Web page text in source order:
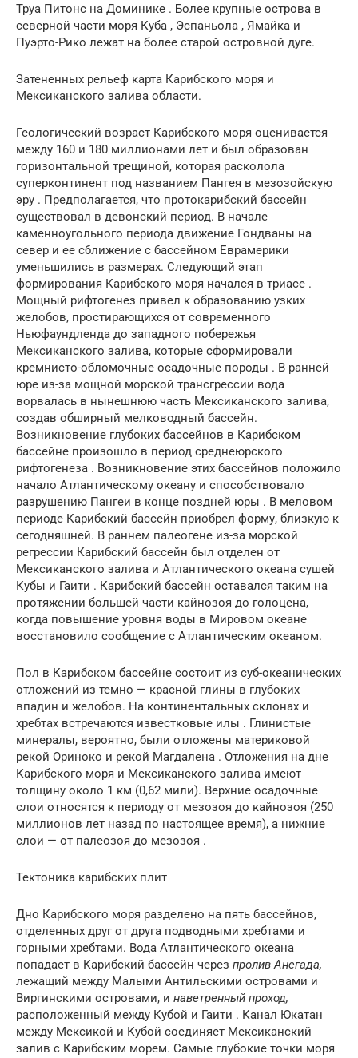
Труа Питонс на Доминике . Более крупные острова в
северной части моря Куба , Эспаньола , Ямайка и
Пуэрто-Рико лежат на более старой островной дуге.
Затененных рельеф карта Карибского моря и
Мексиканского залива области.
Геологический возраст Карибского моря оценивается
между 160 и 180 миллионами лет и был образован
горизонтальной трещиной, которая расколола
суперконтинент под названием Пангея в мезозойскую
эру . Предполагается, что протокарибский бассейн
существовал в девонский период. В начале
каменноугольного периода движение Гондваны на
север и ее сближение с бассейном Еврамерики
уменьшились в размерах. Следующий этап
формирования Карибского моря начался в триасе .
Мощный рифтогенез привел к образованию узких
желобов, простирающихся от современного
Ньюфаундленда до западного побережья
Мексиканского залива, которые сформировали
кремнисто-обломочные осадочные породы . В ранней
юре из-за мощной морской трансгрессии вода
ворвалась в нынешнюю часть Мексиканского залива,
создав обширный мелководный бассейн.
Возникновение глубоких бассейнов в Карибском
бассейне произошло в период среднеюрского
рифтогенеза . Возникновение этих бассейнов положило
начало Атлантическому океану и способствовало
разрушению Пангеи в конце поздней юры . В меловом
периоде Карибский бассейн приобрел форму, близкую к
сегодняшней. В раннем палеогене из-за морской
регрессии Карибский бассейн был отделен от
Мексиканского залива и Атлантического океана сушей
Кубы и Гаити . Карибский бассейн оставался таким на
протяжении большей части кайнозоя до голоцена,
когда повышение уровня воды в Мировом океане
восстановило сообщение с Атлантическим океаном.
Пол в Карибском бассейне состоит из суб-океанических
отложений из темно — красной глины в глубоких
впадин и желобов. На континентальных склонах и
хребтах встречаются известковые илы . Глинистые
минералы, вероятно, были отложены материковой
рекой Ориноко и рекой Магдалена . Отложения на дне
Карибского моря и Мексиканского залива имеют
толщину около 1 км (0,62 мили). Верхние осадочные
слои относятся к периоду от мезозоя до кайнозоя (250
миллионов лет назад по настоящее время), а нижние
слои — от палеозоя до мезозоя .
Тектоника карибских плит
Дно Карибского моря разделено на пять бассейнов,
отделенных друг от друга подводными хребтами и
горными хребтами. Вода Атлантического океана
попадает в Карибский бассейн через пролив Анегада,
лежащий между Малыми Антильскими островами и
Виргинскими островами, и наветренный проход,
расположенный между Кубой и Гаити . Канал Юкатан
между Мексикой и Кубой соединяет Мексиканский
залив с Карибским морем. Самые глубокие точки моря